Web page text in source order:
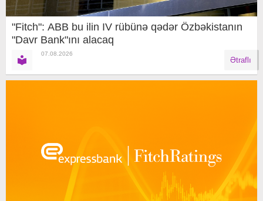
"Fitch": ABB bu ilin IV rübünə qədər Özbəkistanın
"Davr Bank"ını alacaq
07.08.2026
Ətraflı